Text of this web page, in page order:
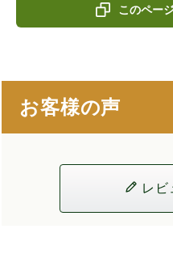
このペー
お客様の声
レビ